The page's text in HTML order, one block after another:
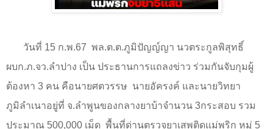
วันที่ 15 ก.พ.67 พล.ต.ต.ภูมิปัญญ์ญา นวตระกูลพิสุทธิ์
ผบก.ภ.จว.ลำปาง เป็น ประธานการแถลงข่าว ร่วมกันจับกุมผู้
ต้องหา 3 คน คือนายศตวรรษ นายอัครงค์ และนายวิทยา
ภูมิลำเนาอยู่ที่ จ.ลำพูนของกลางยาบ้าจำนวน 3กระสอบ รวม
ประมาณ 500,000 เม็ด พื้นที่ด่านตรวจยาเสพติดแม่พริก หมู่ 5